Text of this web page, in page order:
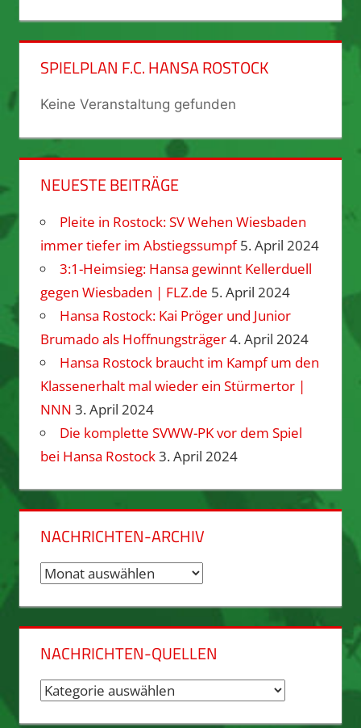
SPIELPLAN F.C. HANSA ROSTOCK
Keine Veranstaltung gefunden
NEUESTE BEITRÄGE
Pleite in Rostock: SV Wehen Wiesbaden
immer tiefer im Abstiegssumpf 5. April 2024
3:1-Heimsieg: Hansa gewinnt Kellerduell
gegen Wiesbaden | FLZ.de 5. April 2024
Hansa Rostock: Kai Pröger und Junior
Brumado als Hoffnungsträger4. April 2024
Hansa Rostock braucht im Kampf um den
Klassenerhalt mal wieder ein Stürmertor |
NNN 3. April 2024
Die komplette SVWW-PK vor dem Spiel
bei Hansa Rostock3. April 2024
NACHRICHTEN-ARCHIV
Nachrichten-
NACHRICHTEN-QUELLEN
Nachrichten-